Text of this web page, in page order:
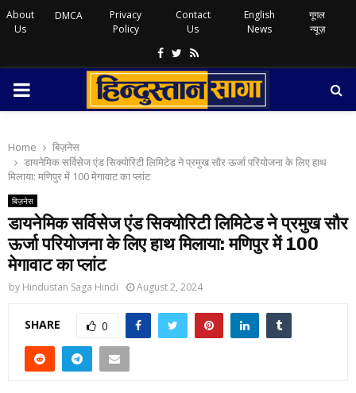
About
Us
DMCA
Privacy
Policy
Contact
Us
English
News
गूगल
न्यूज़
Facebook
Twitter
Rss
PRIMARY
Home
बिज़नेस
डायनेमिक सर्विसेज एंड सिक्योरिटी लिमिटेड ने प्रमुख सौर ऊर्जा परियोजना के लिए हाथ
मिलाया: मणिपुर में 100 मेगावाट का प्लांट
बिज़नेस
डायनेमिक सर्विसेज एंड सिक्योरिटी लिमिटेड ने प्रमुख सौर
ऊर्जा परियोजना के लिए हाथ मिलाया: मणिपुर में 100
मेगावाट का प्लांट
by Hindustan Saga Hindi August 2, 2024
SHARE 0